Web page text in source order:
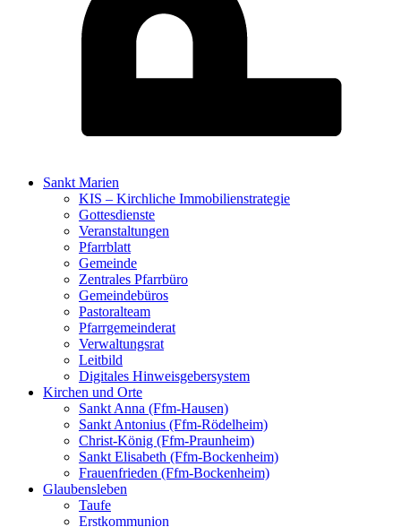
Sankt Marien
KIS – Kirchliche Immobilienstrategie
Gottesdienste
Veranstaltungen
Pfarrblatt
Gemeinde
Zentrales Pfarrbüro
Gemeindebüros
Pastoralteam
Pfarrgemeinderat
Verwaltungsrat
Leitbild
Digitales Hinweisgebersystem
Kirchen und Orte
Sankt Anna (Ffm-Hausen)
Sankt Antonius (Ffm-Rödelheim)
Christ-König (Ffm-Praunheim)
Sankt Elisabeth (Ffm-Bockenheim)
Frauenfrieden (Ffm-Bockenheim)
Glaubensleben
Taufe
Erstkommunion